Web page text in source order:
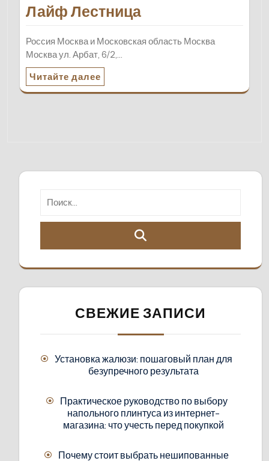
Лайф Лестница
Россия Москва и Московская область Москва
Москва ул. Арбат, 6/2,…
Читайте далее
СВЕЖИЕ ЗАПИСИ
Установка жалюзи: пошаговый план для
безупречного результата
Практическое руководство по выбору
напольного плинтуса из интернет-
магазина: что учесть перед покупкой
Почему стоит выбрать нешипованные